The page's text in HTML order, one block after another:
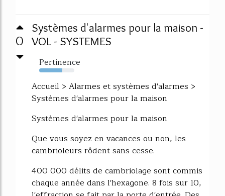
0
Systèmes d'alarmes pour la maison -
VOL - SYSTEMES
Pertinence
65%
Accueil > Alarmes et systèmes d'alarmes >
Systèmes d'alarmes pour la maison
Systèmes d'alarmes pour la maison
Que vous soyez en vacances ou non, les
cambrioleurs rôdent sans cesse.
400 000 délits de cambriolage sont commis
chaque année dans l'hexagone. 8 fois sur 10,